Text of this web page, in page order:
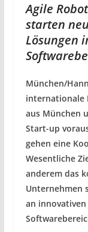
Agile
starten
Lösungen
München/
internationale
aus München
Start-up
gehen eine
Wesentliche
anderem das
Unternehmen
an